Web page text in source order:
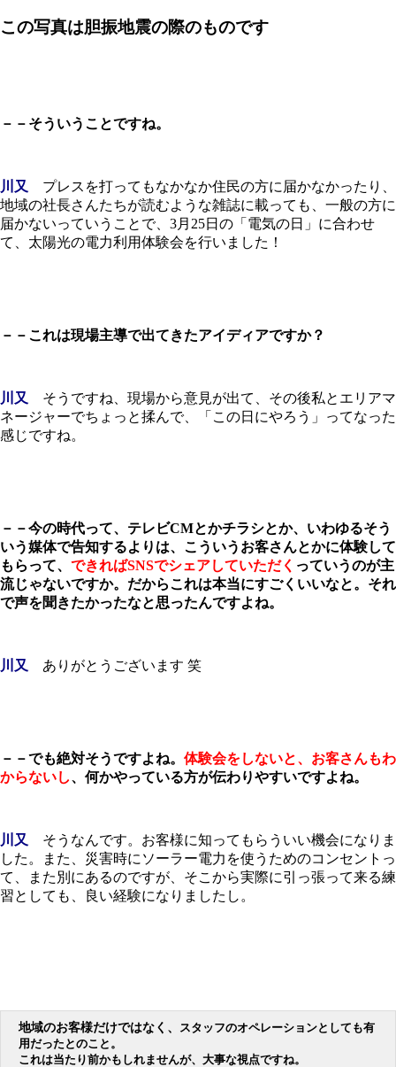
この写真は胆振地震の際のものです
－－そういうことですね。
川又 プレスを打ってもなかなか住民の方に届かなかったり、
地域の社長さんたちが読むような雑誌に載っても、一般の方に
届かないっていうことで、3月25日の「電気の日」に合わせ
て、太陽光の電力利用体験会を行いました！
－－これは現場主導で出てきたアイディアですか？
川又 そうですね、現場から意見が出て、その後私とエリアマ
ネージャーでちょっと揉んで、「この日にやろう」ってなった
感じですね。
－－今の時代って、テレビCMとかチラシとか、いわゆるそう
いう媒体で告知するよりは、こういうお客さんとかに体験して
もらって、 できればSNSでシェアしていただく っていうのが主
流じゃないですか。だからこれは本当にすごくいいなと。それ
で声を聞きたかったなと思ったんですよね。
川又 ありがとうございます 笑
－－でも絶対そうですよね。 体験会をしないと、お客さんもわ
からないし、何かやっている方が伝わりやすいですよね。
川又 そうなんです。お客様に知ってもらういい機会になりま
した。また、災害時にソーラー電力を使うためのコンセントっ
て、また別にあるのですが、そこから実際に引っ張って来る練
習としても、良い経験になりましたし。
地域のお客様だけではなく、 スタッフのオペレーションとしても有
用だったとのこと。
これは当たり前かもしれませんが、大事な視点ですね。